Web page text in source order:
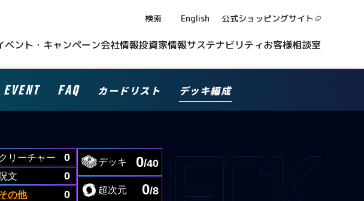
検索 English 公式ショッピングサイト
ベント・キャンペーン会社情報投資家情報サステナビリティお客様相談室
EVENT FAQ カードリスト デッキ編成
クリーチャー
0
文
0
の他
0
デッキ 0/40
超次元 0/8